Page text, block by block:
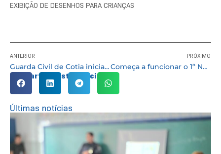
EXIBIÇÃO DE DESENHOS PARA CRIANÇAS
ANTERIOR
Guarda Civil de Cotia inicia a “Operação Boas Festas”
PRÓXIMO
Começa a funcionar o 1º Núcleo de Atendimento às Pessoas Trans e Travestis da região
Compartilhe esta notícia:
Últimas notícias